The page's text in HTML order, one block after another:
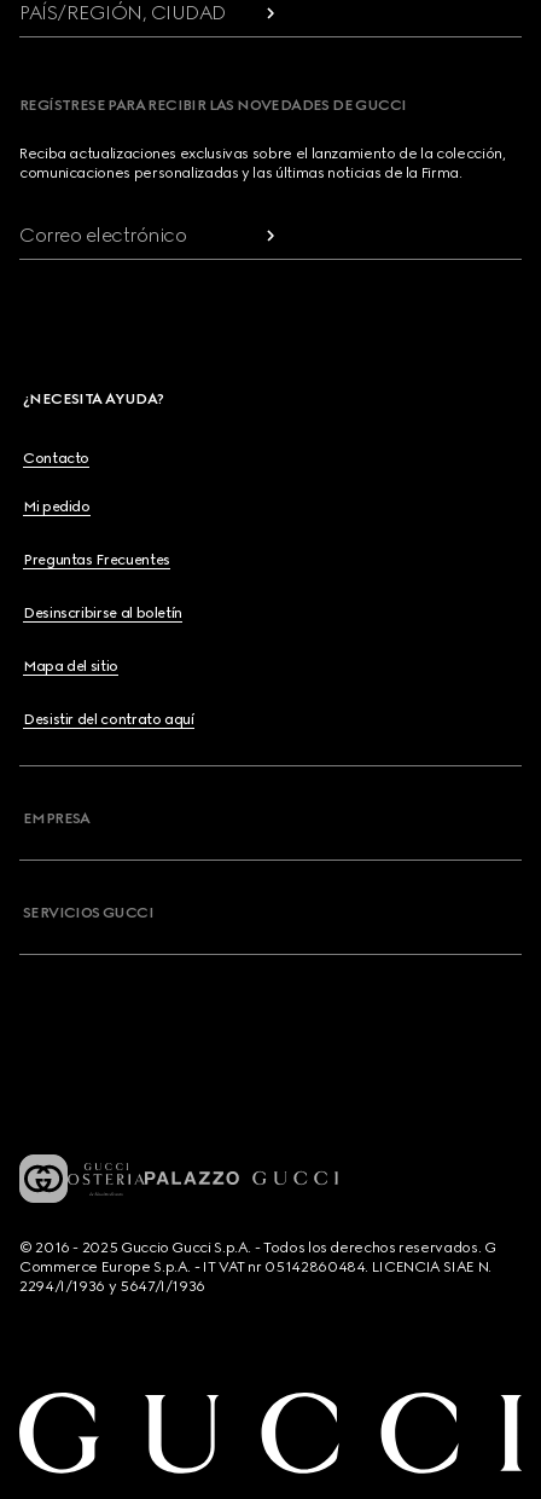
PAÍS/REGIÓN, CIUDAD
REGÍSTRESE PARA RECIBIR LAS NOVEDADES DE GUCCI
Reciba actualizaciones exclusivas sobre el lanzamiento de la colección,
comunicaciones personalizadas y las últimas noticias de la Firma.
Correo electrónico
¿NECESITA AYUDA?
Contacto
Mi pedido
Preguntas Frecuentes
Desinscribirse al boletín
Mapa del sitio
Desistir del contrato aquí
EMPRESA
SERVICIOS GUCCI
© 2016 - 2025 Guccio Gucci S.p.A. - Todos los derechos reservados. G
Commerce Europe S.p.A. - IT VAT nr 05142860484. LICENCIA SIAE N.
2294/I/1936 y 5647/I/1936